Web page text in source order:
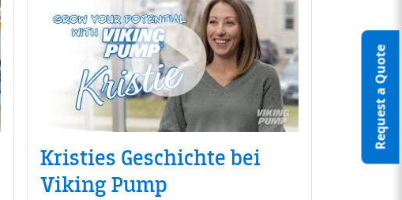
Request a Quote
Kristies Geschichte bei
Viking Pump